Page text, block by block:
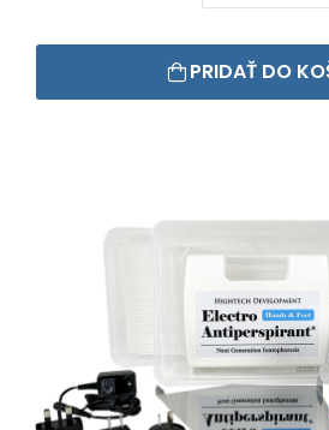
PRIDAŤ DO